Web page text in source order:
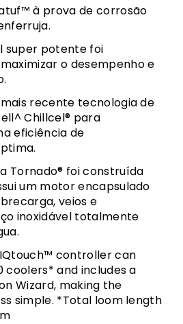
à prova de corrosão
super potente foi
o desempenho e
recente tecnologia de
Chillcel® para
eficiência de
Tornado® foi construída
um motor encapsulado
veios e
inoxidável totalmente
controller can
and includes a
Wizard, making the
simple. *Total loom length